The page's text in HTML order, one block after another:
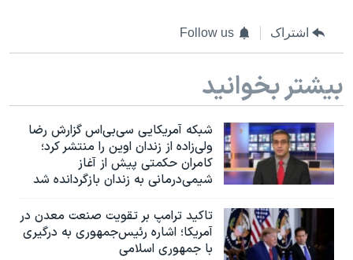
اشتراک Follow us
بیشتر بخوانید
شبکه آمریکایی سی‌بی‌‌اس گزارش رضا
ولی‌زاده از زندان اوین را منتشر کرد؛
کامران حکمتی پیش از آغاز
شیمی‌درمانی به زندان بازگردانده شد
تاکید ترامپ بر تقویت صنعت معدن در
آمریکا؛ اشاره رئیس‌جمهوری به درگیری
با جمهوری اسلامی